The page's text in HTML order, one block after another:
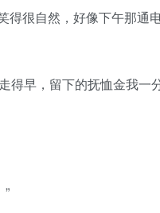
得很自然，好像下午那通
得早，留下的抚恤金我一